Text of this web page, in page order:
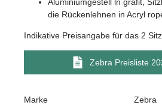
die Rückenlehnen in Acryl
Indikative Preisangabe für das 2
Zebra Preisliste
Marke
Zebra